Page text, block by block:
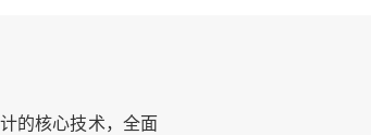
的核心技术，全面